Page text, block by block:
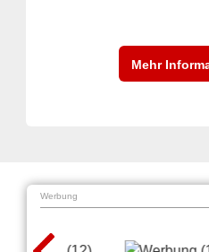
Mehr
Werbung